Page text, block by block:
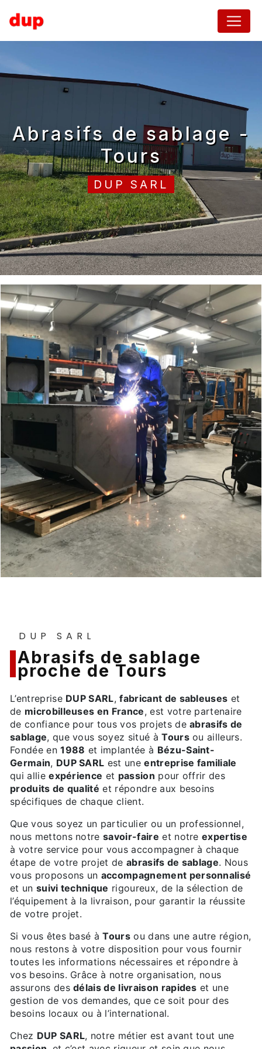
abrasifs de sablage -
Tours
DUP SARL
DUP SARL
abrasifs de sablage
proche de Tours
L’entreprise DUP SARL,fabricant de sableuses et
de microbilleuses en France, est votre partenaire
de confiance pour tous vos projets deabrasifs de
sablage, que vous soyez situé àToursou ailleurs.
Fondée en1988 et implantée à Bézu-Saint-
Germain, DUP SARL est uneentreprise familiale
qui allieexpérience et passion pour offrir des
produits de qualité et répondre aux besoins
spécifiques de chaque client.
Que vous soyez un particulier ou un professionnel,
nous mettons notresavoir-faire et notreexpertise
à votre service pour vous accompagner à chaque
étape de votre projet deabrasifs de sablage. Nous
vous proposons un accompagnement personnalisé
et un suivi technique rigoureux, de la sélection de
l’équipement à la livraison, pour garantir la réussite
de votre projet.
Si vous êtes basé àTours ou dans une autre région,
nous restons à votre disposition pour vous fournir
toutes les informations nécessaires et répondre à
vos besoins. Grâce à notre organisation, nous
assurons desdélais de livraison rapides et une
gestion de vos demandes, que ce soit pour des
besoins locaux ou à l’international.
Chez DUP SARL, notre métier est avant tout une